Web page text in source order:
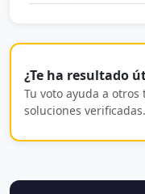
¿Te ha resultado
Tu voto ayuda a
soluciones verificadas.